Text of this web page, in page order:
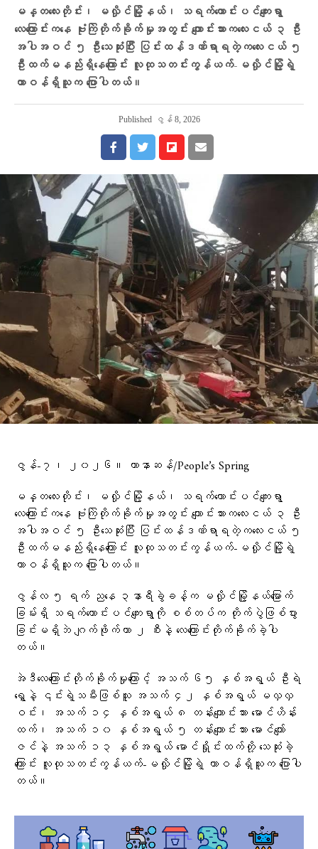
မန္တလေးတိုင်း၊ မလှိုင်မြို့နယ်၊ သရက်ကောင်းပင်ကျေးရွာ
လေကြောင်းကနေ ‌ဗုံးကြဲတိုက်ခိုက်မှုအတွင်း ကျောင်းသားကလေးငယ် ၃ ဦး
အပါအဝင် ၅ ဦးသေဆုံးပြီး ပြင်းထန်ဒဏ်ရာရတဲ့ကလေးငယ် ၅
ဦးထက်မနည်းရှိနေကြောင်း လူထုသတင်းကွန်ယက်-မလှိုင်မြို့ရဲ့
တာဝန်ရှိသူက ပြောပါတယ်။
Published ဇွန် 8, 2026
ဇွန်-၇၊ ၂၀၂၆။ ဟာနာဆန်/People’s Spring
မန္တလေးတိုင်း၊ မလှိုင်မြို့နယ်၊ သရက်ကောင်းပင်ကျေးရွာ
လေကြောင်းကနေ ‌ဗုံးကြဲတိုက်ခိုက်မှုအတွင်း ကျောင်းသားကလေးငယ် ၃ ဦး
အပါအဝင် ၅ ဦးသေဆုံးပြီး ပြင်းထန်ဒဏ်ရာရတဲ့ကလေးငယ် ၅
ဦးထက်မနည်းရှိနေကြောင်း လူထုသတင်းကွန်ယက်-မလှိုင်မြို့ရဲ့
တာဝန်ရှိသူက ပြောပါတယ်။
ဇွန်လ ၅ ရက် ညနေ ၃နာရီခွဲခန့်က မလှိုင်မြို့နယ်​မြောက်
ခြမ်းရှိ သရက်ကောင်းပင်ကျေးရွာကို စစ်တပ်က တိုက်ပွဲဖြစ်ပွား
ခြင်းမရှိဘဲ ဂျက်ဖိုက်တာ ၂ စီးနဲ့ လေကြောင်းတိုက်ခိုက်ခဲ့ပါ
တယ်။
အဲဒီလေကြောင်းတိုက်ခိုက်မှုကြောင့် အသက် ၆၅ နှစ်အရွယ် ဦးရဲ
ရွှေနဲ့ ၎င်းရဲ့သမီးဖြစ်သူ အသက် ၄၂ နှစ်အရွယ် မလှလှ
ဝင်း၊ အသက် ၁၄ နှစ်အရွယ် ၈ တန်းကျောင်းသား မောင်ဟိန်း
ထက်၊ အသက် ၁၀ နှစ်အရွယ် ၅ တန်းကျောင်းသား မောင်ကျော်
ဇင်နဲ့ အသက် ၁၃ နှစ်အရွယ် မောင်ရှိုင်းထက်တို့ သေဆုံးခဲ့
ကြောင်း လူထုသတင်းကွန်ယက်-မလှိုင်မြို့ရဲ့ တာဝန်ရှိသူက ပြောပါ
တယ်။